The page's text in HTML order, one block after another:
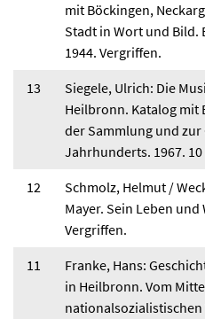
mit Böckingen,
Stadt in Wort und Bild.
1944. Vergriffen.
13
Siegele, Ulrich: Die
Heilbronn. Katalog mit
der Sammlung und zur
Jahrhunderts. 1967. 10
12
Schmolz, Helmut /
Mayer. Sein Leben
Vergriffen.
11
Franke, Hans:
in Heilbronn. Vom
nationalsozialistischen